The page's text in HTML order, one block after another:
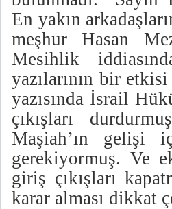
En yakın
meşhur Hasan
Mesihlik
yazılarının bir
yazısında İsrail
çıkışları
Maşiah’ın gelişi
gerekiyormuş. Ve
giriş çıkışları
karar alması dikkat